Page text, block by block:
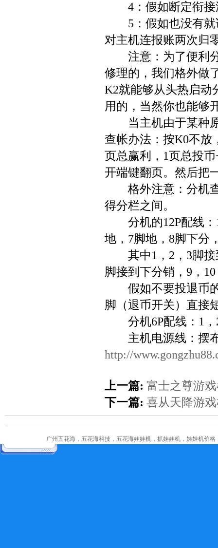
4：假如断定衔接
5：假如也没有就
对主机连报账两次归
注意：为了便利分
修理的，我们格外做
K2就能够从头热启动
用的，当然你也能够
当主机由于某种原
查帐办法：按K0不放
页总赢利，1页总投
开端键翻页。然后把
格外注意：分机查
得分栏之间。
分机的12P配线：1
地，7脚地，8脚下分
其中1，2，3脚接
脚接到下分销，9，
假如不要投退币的
脚（退币开关）直接
分机6P配线：1，2
主机电源线：摆布
http://
上一篇: 富士之尊游
下一篇: 喜从天降游
广州五花海，五花海科技，五花海娃娃机，抓娃娃机，娃娃机价格